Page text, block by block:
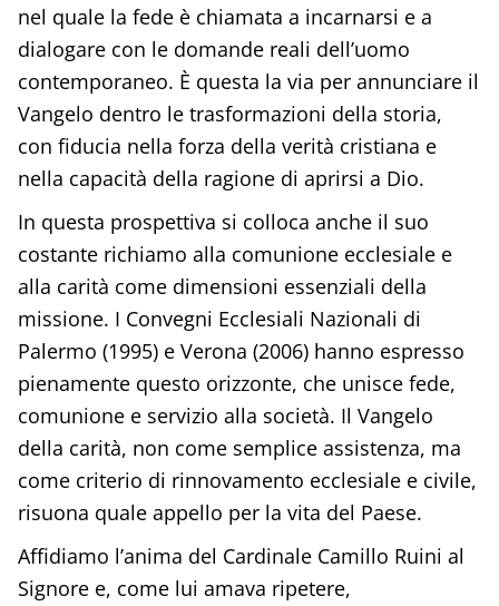
nel quale la fede è chiamata a incarnarsi e a
dialogare con le domande reali dell’uomo
contemporaneo. È questa la via per annunciare il
Vangelo dentro le trasformazioni della storia,
con fiducia nella forza della verità cristiana e
nella capacità della ragione di aprirsi a Dio.
In questa prospettiva si colloca anche il suo
costante richiamo alla comunione ecclesiale e
alla carità come dimensioni essenziali della
missione. I Convegni Ecclesiali Nazionali di
Palermo (1995) e Verona (2006) hanno espresso
pienamente questo orizzonte, che unisce fede,
comunione e servizio alla società. Il Vangelo
della carità, non come semplice assistenza, ma
come criterio di rinnovamento ecclesiale e civile,
risuona quale appello per la vita del Paese.
Affidiamo l’anima del Cardinale Camillo Ruini al
Signore e, come lui amava ripetere,